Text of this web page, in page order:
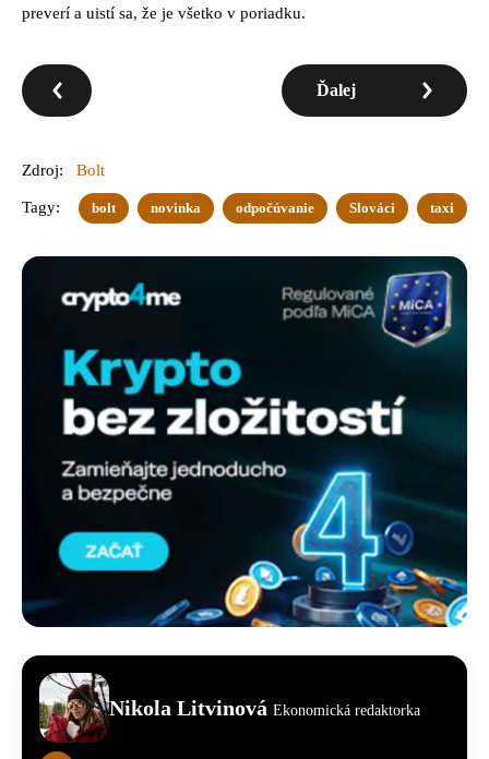
preverí a uistí sa, že je všetko v poriadku.
Ďalej
Zdroj: Bolt
Tagy: bolt novinka odpočúvanie Slováci taxi
Nikola Litvinová Ekonomická redaktorka